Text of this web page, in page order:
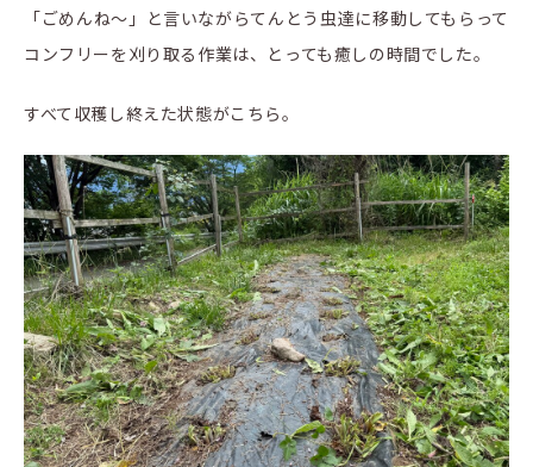
「ごめんね～」と言いながらてんとう虫達に移動してもらって
コンフリーを刈り取る作業は、とっても癒しの時間でした。
すべて収穫し終えた状態がこちら。